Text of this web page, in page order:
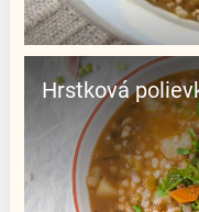
Hrstková